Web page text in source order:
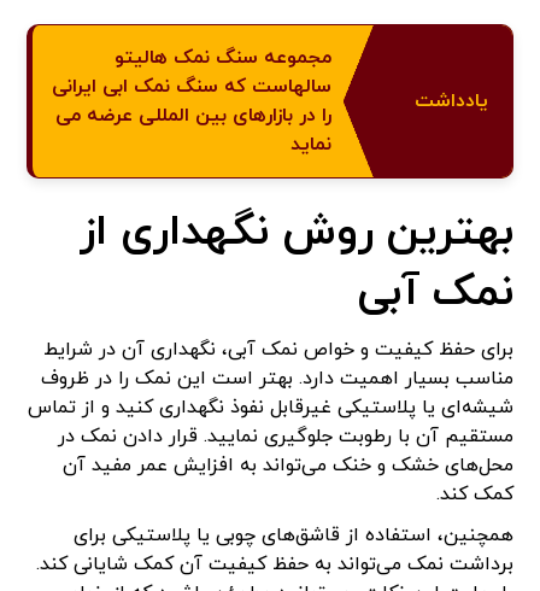
یادداشت
مجموعه سنگ نمک هالیتو
سالهاست که سنگ نمک ابی ایرانی
را در بازارهای بین المللی عرضه می
نماید
بهترین روش نگهداری از
نمک آبی
برای حفظ کیفیت و خواص نمک آبی، نگهداری آن در شرایط
مناسب بسیار اهمیت دارد. بهتر است این نمک را در ظروف
شیشه‌ای یا پلاستیکی غیرقابل نفوذ نگهداری کنید و از تماس
مستقیم آن با رطوبت جلوگیری نمایید. قرار دادن نمک در
محل‌های خشک و خنک می‌تواند به افزایش عمر مفید آن
کمک کند.
همچنین، استفاده از قاشق‌های چوبی یا پلاستیکی برای
برداشت نمک می‌تواند به حفظ کیفیت آن کمک شایانی کند.